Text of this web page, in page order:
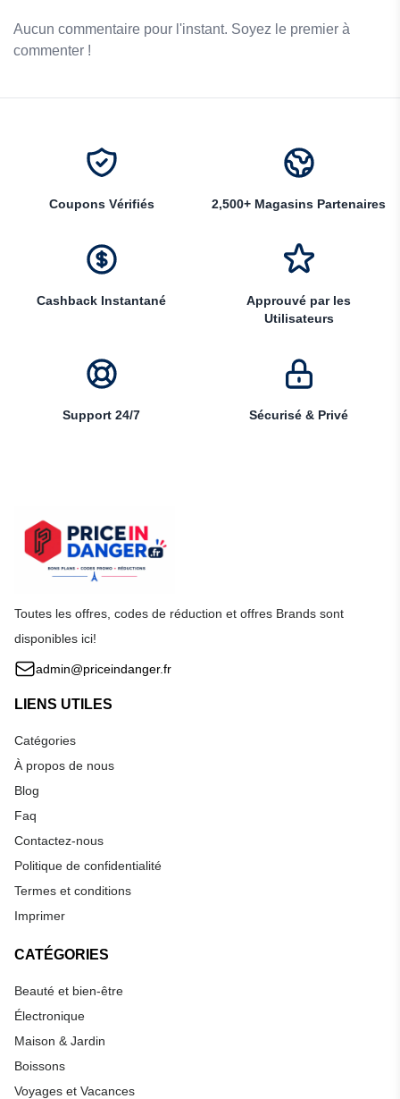
Aucun commentaire pour l'instant. Soyez le premier à
commenter !
Coupons Vérifiés 2,500+ Magasins Partenaires
Cashback Instantané
Approuvé par les
Utilisateurs
Support 24/7 Sécurisé & Privé
Toutes les offres, codes de réduction et offres Brands sont
disponibles ici!
admin@priceindanger.fr
LIENS UTILES
Catégories
À propos de nous
Blog
Faq
Contactez-nous
Politique de confidentialité
Termes et conditions
Imprimer
CATÉGORIES
Beauté et bien-être
Électronique
Maison & Jardin
Boissons
Voyages et Vacances